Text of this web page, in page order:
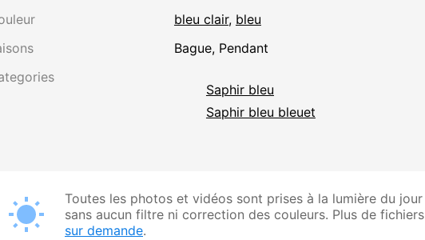
bleu clair, bleu
Bague, Pendant
Saphir bleu
Saphir bleu bleuet
Toutes les photos et vidéos sont prises à la lumière du jour
sans aucun filtre ni correction des couleurs. Plus de fichiers
sur demande.